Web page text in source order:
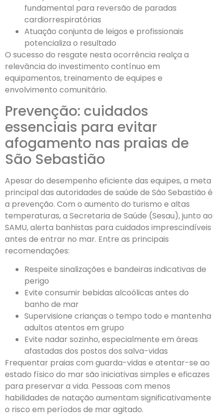
fundamental para reversão de paradas
cardiorrespiratórias
Atuação conjunta de leigos e profissionais
potencializa o resultado
O sucesso do resgate nesta ocorrência realça a
relevância do investimento contínuo em
equipamentos, treinamento de equipes e
envolvimento comunitário.
Prevenção: cuidados
essenciais para evitar
afogamento nas praias de
São Sebastião
Apesar do desempenho eficiente das equipes, a meta
principal das autoridades de saúde de São Sebastião é
a prevenção. Com o aumento do turismo e altas
temperaturas, a Secretaria de Saúde (Sesau), junto ao
SAMU, alerta banhistas para cuidados imprescindíveis
antes de entrar no mar. Entre as principais
recomendações:
Respeite sinalizações e bandeiras indicativas de
perigo
Evite consumir bebidas alcoólicas antes do
banho de mar
Supervisione crianças o tempo todo e mantenha
adultos atentos em grupo
Evite nadar sozinho, especialmente em áreas
afastadas dos postos dos salva-vidas
Frequentar praias com guarda-vidas e atentar-se ao
estado físico do mar são iniciativas simples e eficazes
para preservar a vida. Pessoas com menos
habilidades de natação aumentam significativamente
o risco em períodos de mar agitado.